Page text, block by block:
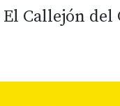
El Callejón del